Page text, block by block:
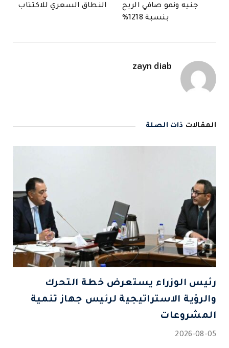
جنيه ونمو صافي الربح
بنسبة 1218%
النطاق السعري للاكتتاب
zayn diab
المقالات ذات الصلة
رئيس الوزراء يستعرض خطة التحرك
والرؤية الاستراتيجية لرئيس جهاز تنمية
المشروعات
2026-08-05